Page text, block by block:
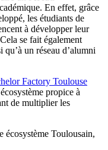
En effet, grâce
les étudiants de
à développer leur
se fait également
qu’à un réseau d’alumni
Factory Toulouse
propice à
de multiplier les
écosystème Toulousain,